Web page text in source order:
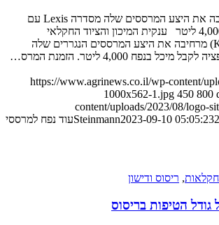
קוהן הצרפתייה מרחיבה את היצע המרססים שלה מסדרה Lexis עם
אופציה למיכל בנפח 4,000 ליטר ענקית המיכון והציוד החקלאי
הצרפתייה קוהן (Kuhn) מרחיבה את היצע המרססים הנגררים שלה
https://www.agrinews.co.il/wp-content/
1000x562-1.jpg 450 800
content/uploads/2023/08/logo-
Steinmann2023-09-10 05:05:23
עוד נפח למרססי
, ריסוס ודישון